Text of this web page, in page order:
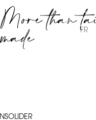
More than
made FR